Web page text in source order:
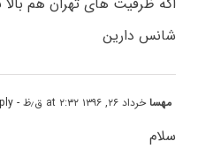
شانس دارین
مهساخرداد ۲۶, ۱۳۹۶ at ۲:۳۲ ق٫ظ - Reply
سلام